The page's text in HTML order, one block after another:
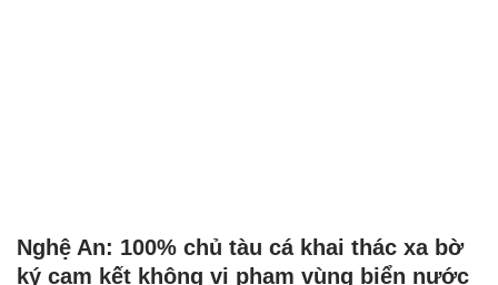
Nghệ An: 100% chủ tàu cá khai thác xa bờ
ký cam kết không vi phạm vùng biển nước